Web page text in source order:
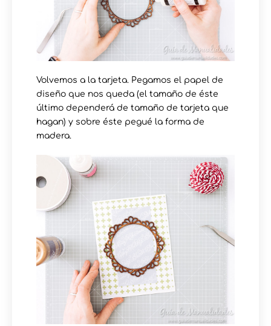
Volvemos a la tarjeta. Pegamos el papel de
diseño que nos queda (el tamaño de éste
último dependerá de tamaño de tarjeta que
hagan) y sobre éste pegué la forma de
madera.